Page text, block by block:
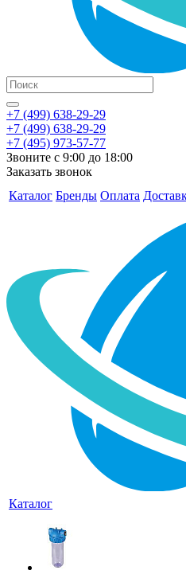
+7 (499) 638-29-29
+7 (499) 638-29-29
+7 (495) 973-57-77
Звоните с 9:00 до 18:00
Заказать звонок
Каталог Бренды Оплата
Каталог